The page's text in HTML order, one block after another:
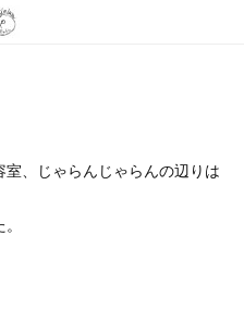
、じゃらんじゃらんの辺りは